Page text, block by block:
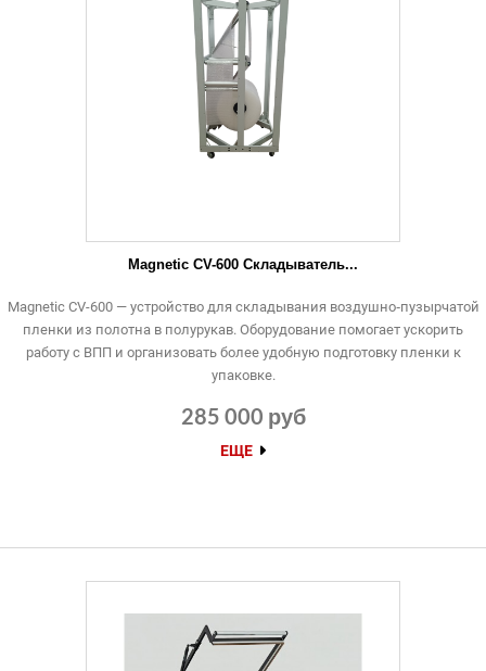
Magnetic CV-600 Складыватель...
Magnetic CV-600 — устройство для складывания воздушно‑пузырчатой
пленки из полотна в полурукав. Оборудование помогает ускорить
работу с ВПП и организовать более удобную подготовку пленки к
упаковке.
285 000 руб
ЕЩЕ